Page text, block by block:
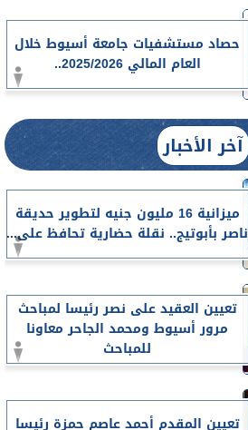
حصاد مستشفيات جامعة أسيوط خلال
العام المالي 2025/2026..
آخر الأخبار
ميزانية 16 مليون جنيه لتطوير حديقة
ناصر بأبوتيج.. نقلة حضارية تحافظ على...
تعيين العقيد على نصر رئيسا لمباحث
مرور أسيوط ومحمد الجاحر معاونا
للمباحث
تعيين المقدم أحمد عاصم حمزة رئيسا